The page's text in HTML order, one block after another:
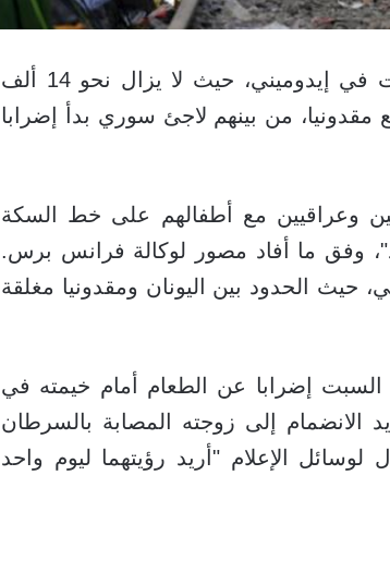
تظاهر العشرات من المهاجرين اليوم السبت في إيدوميني، حيث لا يزال نحو 14 ألف
مقدونيا، من بينهم لاجئ سوري بدأ إضرابا
سوريين وعراقيين مع أطفالهم على خط السكة
وفق ما أفاد مصور لوكالة فرانس برس.
حيث الحدود بين اليونان ومقدونيا مغلقة
سرحان (44 عاما) اليوم السبت إضرابا عن الطعام أمام خيمته في
الانضمام إلى زوجته المصابة بالسرطان
لوسائل الإعلام "أريد رؤيتهما ليوم واحد